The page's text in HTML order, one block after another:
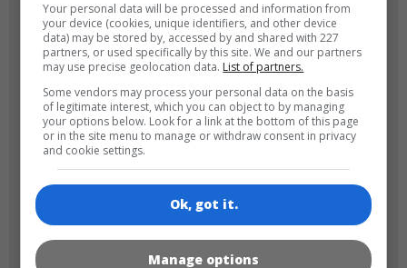
SPIEL-ICONS
180x180 120x120
Your personal data will be processed and information from
your device (cookies, unique identifiers, and other device
data) may be stored by, accessed by and shared with 227
partners, or used specifically by this site. We and our partners
may use precise geolocation data. List of partners.
Some vendors may process your personal data on the basis
of legitimate interest, which you can object to by managing
your options below. Look for a link at the bottom of this page
or in the site menu to manage or withdraw consent in privacy
and cookie settings.
Ok, got it.
Manage options